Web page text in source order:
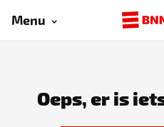
Menu
Oeps, er is